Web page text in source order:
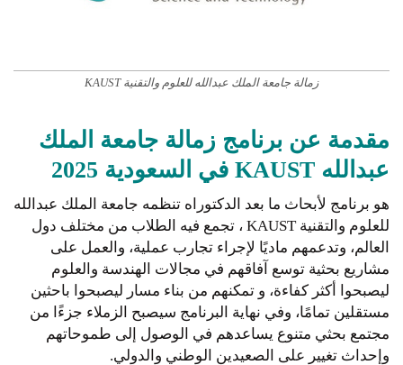
زمالة جامعة الملك عبدالله للعلوم والتقنية KAUST
مقدمة عن برنامج زمالة جامعة الملك
عبدالله KAUST في السعودية 2025
هو برنامج لأبحاث ما بعد الدكتوراه تنظمه جامعة الملك عبدالله
للعلوم والتقنية KAUST ، تجمع فيه الطلاب من مختلف دول
العالم، وتدعمهم ماديًا لإجراء تجارب عملية، والعمل على
مشاريع بحثية توسع آفاقهم في مجالات الهندسة والعلوم
ليصبحوا أكثر كفاءة، و تمكنهم من بناء مسار ليصبحوا باحثين
مستقلين تمامًا، وفي نهاية البرنامج سيصبح الزملاء جزءًا من
مجتمع بحثي متنوع يساعدهم في الوصول إلى طموحاتهم
وإحداث تغيير على الصعيدين الوطني والدولي.